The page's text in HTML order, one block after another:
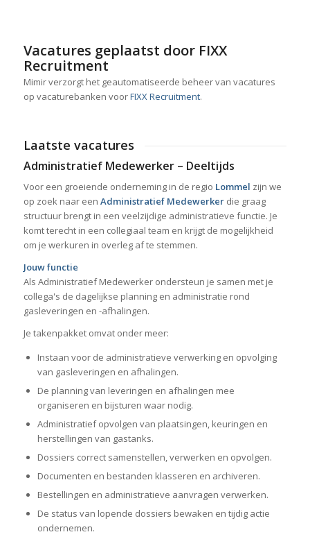
Vacatures geplaatst door FIXX
Recruitment
Mimir verzorgt het geautomatiseerde beheer van vacatures
op vacaturebanken voorFIXX Recruitment.
Laatste vacatures
Administratief Medewerker – Deeltijds
Voor een groeiende onderneming in de regio Lommel zijn we
op zoek naar een Administratief Medewerkerdie graag
structuur brengt in een veelzijdige administratieve functie. Je
komt terecht in een collegiaal team en krijgt de mogelijkheid
om je werkuren in overleg af te stemmen.
Jouw functie
Als Administratief Medewerker ondersteun je samen met je
collega's de dagelijkse planning en administratie rond
gasleveringen en -afhalingen.
Je takenpakket omvat onder meer:
Instaan voor de administratieve verwerking en opvolging
van gasleveringen en afhalingen.
De planning van leveringen en afhalingen mee
organiseren en bijsturen waar nodig.
Administratief opvolgen van plaatsingen, keuringen en
herstellingen van gastanks.
Dossiers correct samenstellen, verwerken en opvolgen.
Documenten en bestanden klasseren en archiveren.
Bestellingen en administratieve aanvragen verwerken.
De status van lopende dossiers bewaken en tijdig actie
ondernemen.